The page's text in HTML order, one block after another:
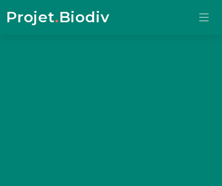
Projet.Biodiv